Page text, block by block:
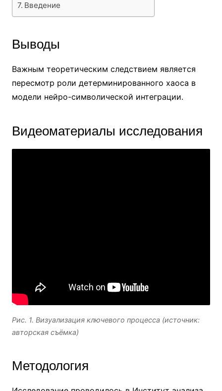
Введение
Выводы
Важным теоретическим следствием является
пересмотр роли детерминированного хаоса в
модели нейро-символической интеграции.
Видеоматериалы исследования
Рис. 1. Визуализация ключевого процесса (источник:
авторская съёмка)
Методология